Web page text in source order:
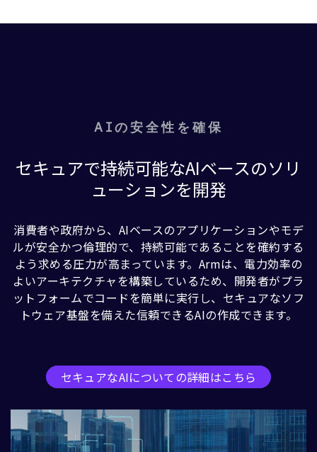
AIの安全性を確保
セキュアで持続可能なAIベースのソリ
ューションを開発
消費者や政府から、AIベースのアプリケーションやモデ
ルが安全かつ倫理的で、持続可能であることを確約する
よう求める圧力が高まっています。Armは、電力効率の
よいアーキテクチャを構築しているため、開発者がプラ
ットフォームでコードを簡単に実行し、セキュアなソフ
トウェア基盤を備えた信頼できるAIの作成できます。
セキュアなAIについての詳細はこちら